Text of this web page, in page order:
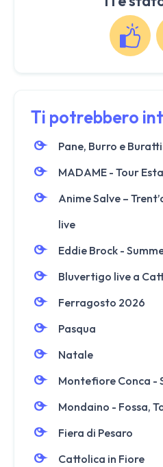
Ti potrebbero
Pane, Burro e
MADAME - Tour
Anime Salve –
live
Eddie Brock -
Bluvertigo live a
Ferragosto 2026
Pasqua
Natale
Montefiore Conca -
Mondaino - Fossa,
Fiera di Pesaro
Cattolica in Fiore